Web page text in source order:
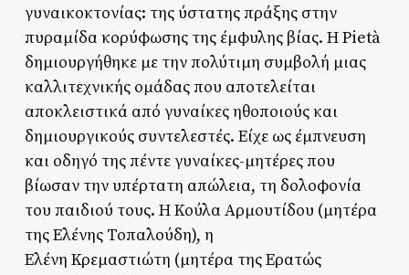
γυναικοκτονίας: της ύστατης πράξης στην
πυραμίδα κορύφωσης της έμφυλης βίας. Η Pietà
δημιουργήθηκε με την πολύτιμη συμβολή μιας
καλλιτεχνικής ομάδας που αποτελείται
αποκλειστικά από γυναίκες ηθοποιούς και
δημιουργικούς συντελεστές. Είχε ως έμπνευση
και οδηγό της πέντε γυναίκες-μητέρες που
βίωσαν την υπέρτατη απώλεια, τη δολοφονία
του παιδιού τους. Η Κούλα Αρμουτίδου (μητέρα
της Ελένης Τοπαλούδη), η
Ελένη Κρεμαστιώτη (μητέρα της Ερατώς